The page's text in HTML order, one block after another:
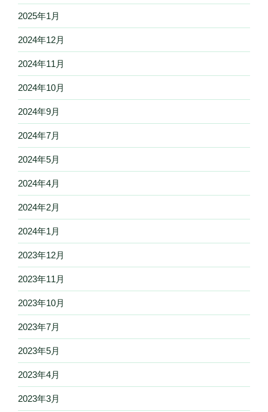
2025年1月
2024年12月
2024年11月
2024年10月
2024年9月
2024年7月
2024年5月
2024年4月
2024年2月
2024年1月
2023年12月
2023年11月
2023年10月
2023年7月
2023年5月
2023年4月
2023年3月